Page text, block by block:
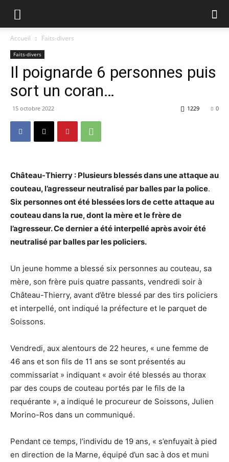
Accueil Faits-divers
Faits-divers
Il poignarde 6 personnes puis
sort un coran…
15 octobre 2022 0
1229
Château-Thierry : Plusieurs blessés dans une attaque au
couteau, l’agresseur neutralisé par balles par la police.
Six personnes ont été blessées lors de cette attaque au
couteau dans la rue, dont la mère et le frère de
l’agresseur. Ce dernier a été interpellé après avoir été
neutralisé par balles par les policiers.
Un jeune homme a blessé six personnes au couteau, sa
mère, son frère puis quatre passants, vendredi soir à
Château-Thierry, avant d’être blessé par des tirs policiers
et interpellé, ont indiqué la préfecture et le parquet de
Soissons.
Vendredi, aux alentours de 22 heures, « une femme de
46 ans et son fils de 11 ans se sont présentés au
commissariat » indiquant « avoir été blessés au thorax
par des coups de couteau portés par le fils de la
requérante », a indiqué le procureur de Soissons, Julien
Morino-Ros dans un communiqué.
Pendant ce temps, l’individu de 19 ans, « s’enfuyait à pied
en direction de la Marne, équipé d’un sac à dos et muni